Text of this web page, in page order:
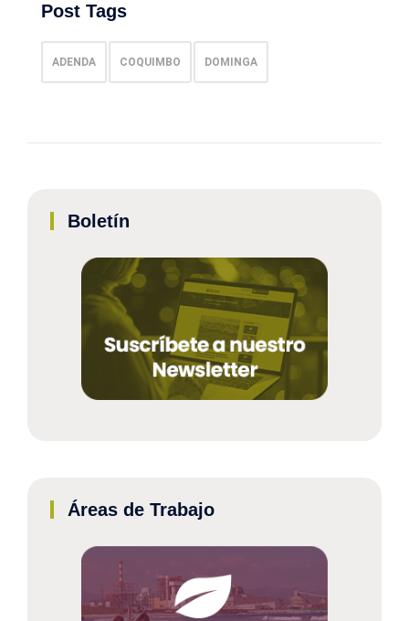
Post Tags
ADENDA COQUIMBO DOMINGA
Boletín
Áreas de Trabajo